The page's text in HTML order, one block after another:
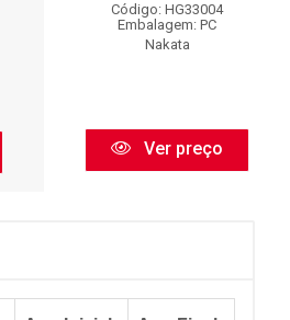
Código: HG33004
Embalagem: PC
Nakata
Ver preço